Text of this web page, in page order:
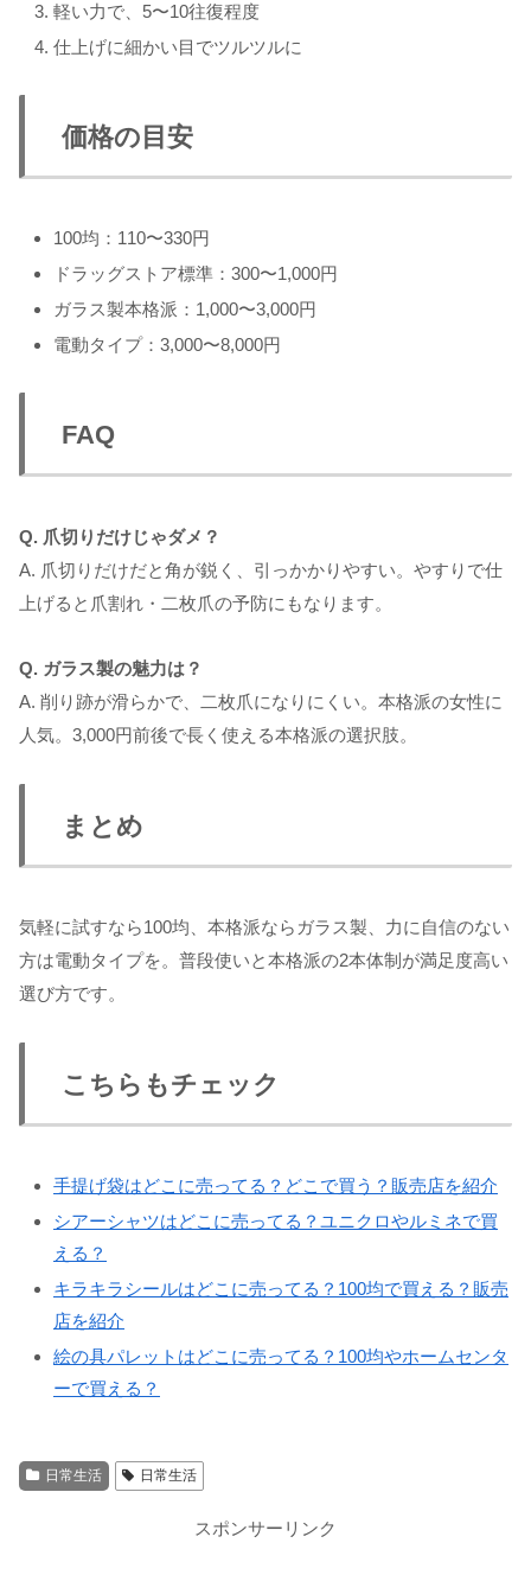
軽い力で、5〜10往復程度
仕上げに細かい目でツルツルに
価格の目安
100均：110〜330円
ドラッグストア標準：300〜1,000円
ガラス製本格派：1,000〜3,000円
電動タイプ：3,000〜8,000円
FAQ
Q. 爪切りだけじゃダメ？
A. 爪切りだけだと角が鋭く、引っかかりやすい。やすりで仕
上げると爪割れ・二枚爪の予防にもなります。
Q. ガラス製の魅力は？
A. 削り跡が滑らかで、二枚爪になりにくい。本格派の女性に
人気。3,000円前後で長く使える本格派の選択肢。
まとめ
気軽に試すなら100均、本格派ならガラス製、力に自信のない
方は電動タイプを。普段使いと本格派の2本体制が満足度高い
選び方です。
こちらもチェック
手提げ袋はどこに売ってる？どこで買う？販売店を紹介
シアーシャツはどこに売ってる？ユニクロやルミネで買
える？
キラキラシールはどこに売ってる？100均で買える？販売
店を紹介
絵の具パレットはどこに売ってる？100均やホームセンタ
ーで買える？
日常生活 日常生活
スポンサーリンク